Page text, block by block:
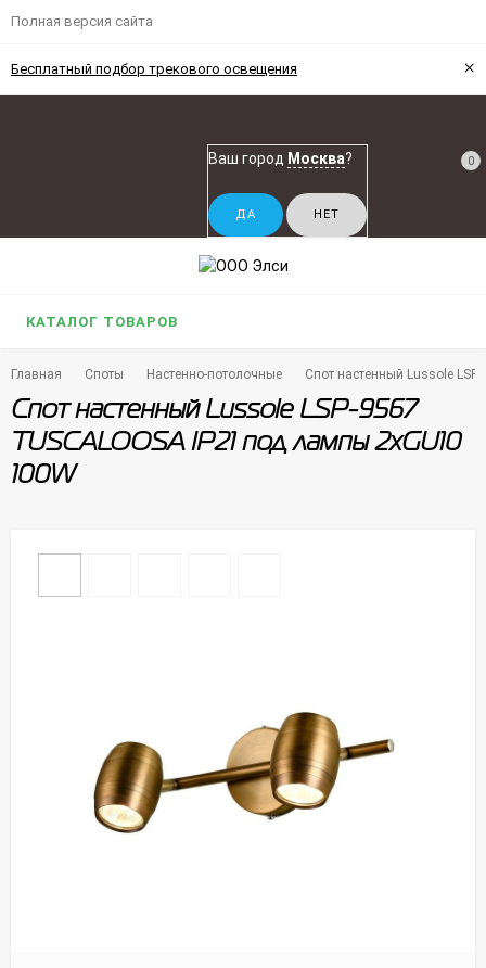
Полная версия сайта
Бесплатный подбор трекового освещения ×
Ваш город Москва? 0
КАТАЛОГ ТОВАРОВ
Главная Споты Настенно-потолочные Спот настенный Lussole
Спот настенный Lussole LSP-9567
TUSCALOOSA IP21 под лампы 2xGU10
100W